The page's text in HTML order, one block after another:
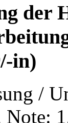
der
in)
/
Note: